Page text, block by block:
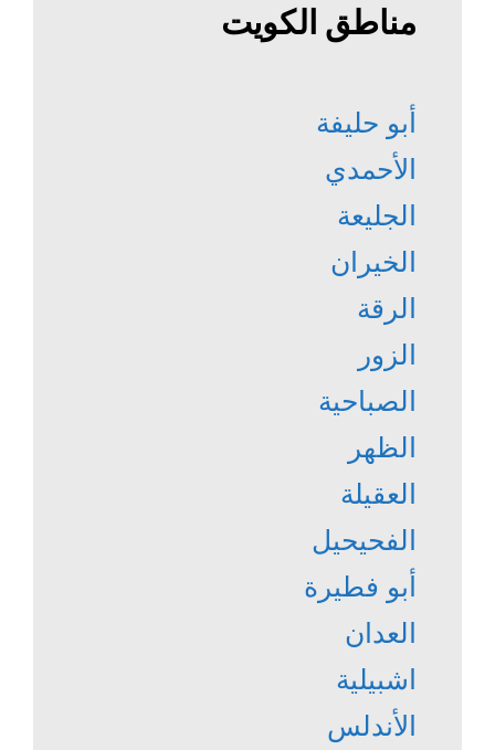
مناطق الكويت
أبو حليفة
الأحمدي
الجليعة
الخيران
الرقة
الزور
الصباحية
الظهر
العقيلة
الفحيحيل
أبو فطيرة
العدان
اشبيلية
الأندلس